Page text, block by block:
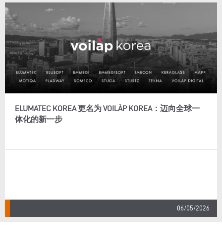
ELUMATEC KOREA 更名为 VOILÀP KOREA：迈向全球一
体化的新一步
06/05/2026